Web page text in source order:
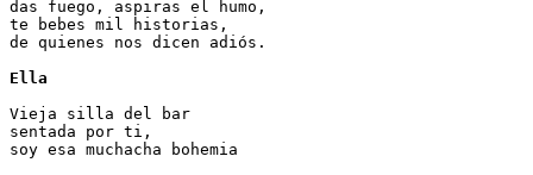
das fuego, aspiras el humo,
te bebes mil historias,
de quienes nos dicen adiós.
Ella
Vieja silla del bar
sentada por ti,
soy esa muchacha bohemia